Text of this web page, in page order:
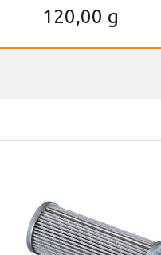
120,00 g